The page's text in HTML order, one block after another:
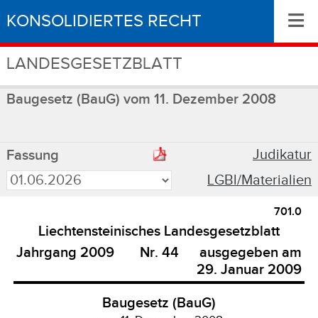
KONSOLIDIERTES RECHT
LANDESGESETZBLATT
≡
Baugesetz (BauG) vom 11. Dezember 2008
Fassung
Judikatur
LGBl/Materialien